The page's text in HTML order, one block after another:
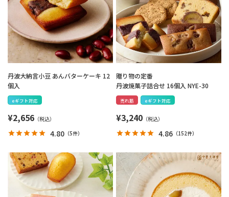
丹波大納言小豆 あんバターケーキ 12
個入
eギフト対応
¥2,656
4.80 （5件）
贈り物の定番
丹波焼菓子詰合せ 16個入 NYE-30
売れ筋 eギフト対応
¥3,240
4.86 （152件）